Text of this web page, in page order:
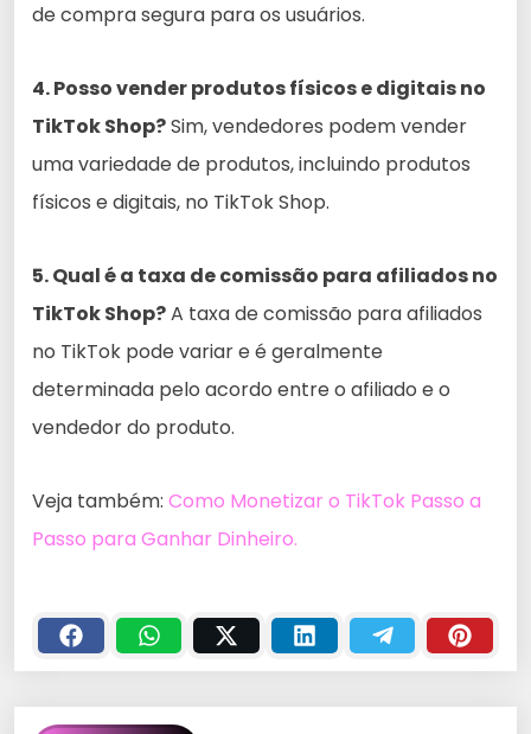
de compra segura para os usuários.
4. Posso vender produtos físicos e digitais no
TikTok Shop?Sim, vendedores podem vender
uma variedade de produtos, incluindo produtos
físicos e digitais, no TikTok Shop.
5. Qual é a taxa de comissão para afiliados no
TikTok Shop?A taxa de comissão para afiliados
no TikTok pode variar e é geralmente
determinada pelo acordo entre o afiliado e o
vendedor do produto.
Veja também: Como Monetizar o TikTok Passo a
Passo para Ganhar Dinheiro.